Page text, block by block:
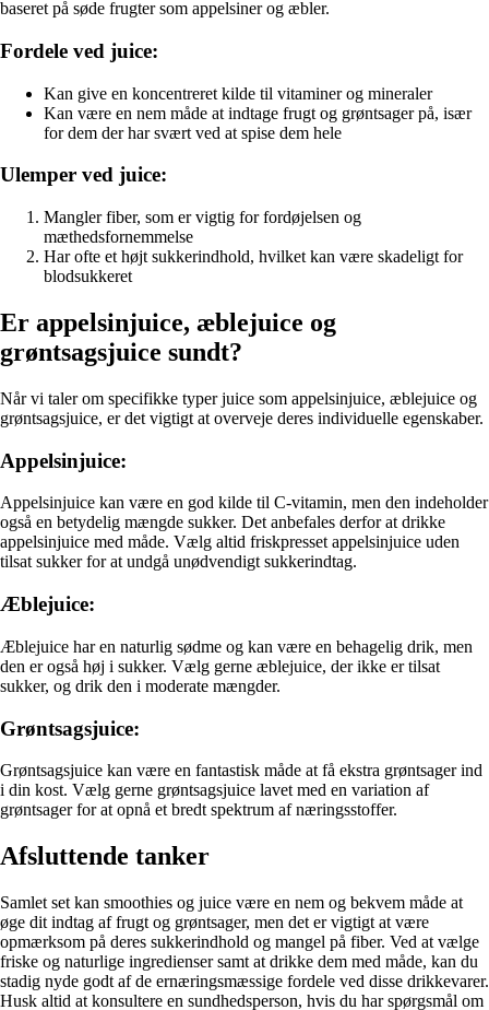
baseret på søde frugter som appelsiner og æbler.
Fordele ved juice:
Kan give en koncentreret kilde til vitaminer og mineraler
Kan være en nem måde at indtage frugt og grøntsager på, især
for dem der har svært ved at spise dem hele
Ulemper ved juice:
Mangler fiber, som er vigtig for fordøjelsen og
mæthedsfornemmelse
Har ofte et højt sukkerindhold, hvilket kan være skadeligt for
blodsukkeret
Er appelsinjuice, æblejuice og
grøntsagsjuice sundt?
Når vi taler om specifikke typer juice som appelsinjuice, æblejuice og
grøntsagsjuice, er det vigtigt at overveje deres individuelle egenskaber.
Appelsinjuice:
Appelsinjuice kan være en god kilde til C-vitamin, men den indeholder
også en betydelig mængde sukker. Det anbefales derfor at drikke
appelsinjuice med måde. Vælg altid friskpresset appelsinjuice uden
tilsat sukker for at undgå unødvendigt sukkerindtag.
Æblejuice:
Æblejuice har en naturlig sødme og kan være en behagelig drik, men
den er også høj i sukker. Vælg gerne æblejuice, der ikke er tilsat
sukker, og drik den i moderate mængder.
Grøntsagsjuice:
Grøntsagsjuice kan være en fantastisk måde at få ekstra grøntsager ind
i din kost. Vælg gerne grøntsagsjuice lavet med en variation af
grøntsager for at opnå et bredt spektrum af næringsstoffer.
Afsluttende tanker
Samlet set kan smoothies og juice være en nem og bekvem måde at
øge dit indtag af frugt og grøntsager, men det er vigtigt at være
opmærksom på deres sukkerindhold og mangel på fiber. Ved at vælge
friske og naturlige ingredienser samt at drikke dem med måde, kan du
stadig nyde godt af de ernæringsmæssige fordele ved disse drikkevarer.
Husk altid at konsultere en sundhedsperson, hvis du har spørgsmål om